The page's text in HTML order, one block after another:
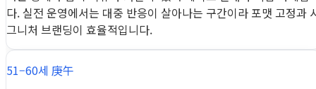
다. 실전 운영에서는 대중 반응이 살아나는 구간이라 포맷 고정과
그니처 브랜딩이 효율적입니다.
51–60세 庚午